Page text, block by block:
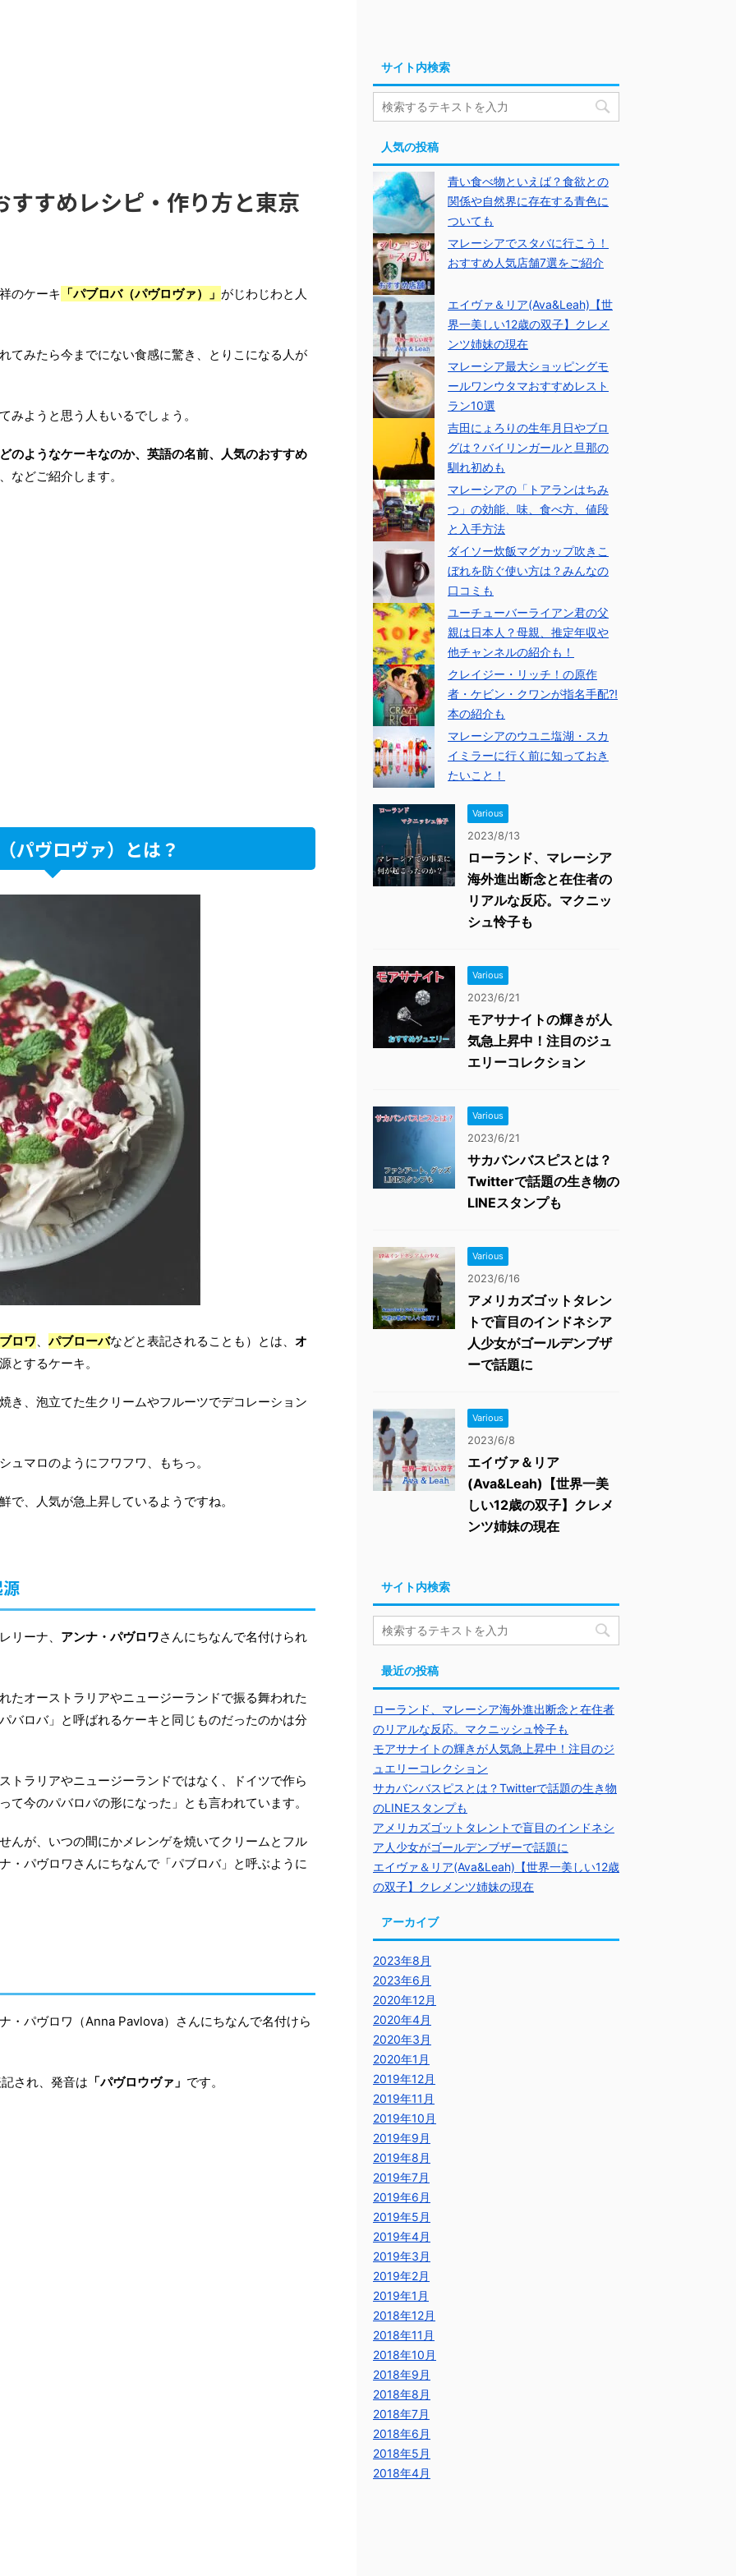
すすめレシピ・作り方と東京
のケーキ 「パブロバ（パヴロヴァ）」 がじわじわと人
てみたら今までにない食感に驚き、とりこになる人が
みようと思う人もいるでしょう。
のようなケーキなのか、英語の名前、人気のおすすめ
、などご紹介します。
パヴロヴァ）とは？
ロワ、パブローバなどと表記されることも）とは、 オ
とするケーキ。
き、泡立てた生クリームやフルーツでデコレーション
ュマロのようにフワフワ、もちっ。
、人気が急上昇しているようですね。
リーナ、 アンナ・パヴロワさんにちなんで名付けられ
たオーストラリアやニュージーランドで振る舞われた
バロバ」と呼ばれるケーキと同じものだったのかは分
トラリアやニュージーランドではなく、ドイツで作ら
て今のパバロバの形になった」とも言われています。
んが、いつの間にかメレンゲを焼いてクリームとフル
・パヴロワさんにちなんで「パブロバ」と呼ぶように
・パヴロワ（Anna Pavlova）さんにちなんで名付けら
され、発音は 「パヴロウヴァ」 です。
サイト内検索
人気の投稿
青い食べ物といえば？食欲との
関係や自然界に存在する青色に
ついても
マレーシアでスタバに行こう！
おすすめ人気店舗7選をご紹介
エイヴァ＆リア(Ava&Leah)【世
界一美しい12歳の双子】クレメ
ンツ姉妹の現在
マレーシア最大ショッピングモ
ールワンウタマおすすめレスト
ラン10選
吉田にょろりの生年月日やブロ
グは？バイリンガールと旦那の
馴れ初めも
マレーシアの「トアランはちみ
つ」の効能、味、食べ方、値段
と入手方法
ダイソー炊飯マグカップ吹きこ
ぼれを防ぐ使い方は？みんなの
口コミも
ユーチューバーライアン君の父
親は日本人？母親、推定年収や
他チャンネルの紹介も！
クレイジー・リッチ！の原作
者・ケビン・クワンが指名手配⁈
本の紹介も
マレーシアのウユニ塩湖・スカ
イミラーに行く前に知っておき
たいこと！
Various
2023/8/13
ローランド、マレーシア
海外進出断念と在住者の
リアルな反応。マクニッ
シュ怜子も
Various
2023/6/21
モアサナイトの輝きが人
気急上昇中！注目のジュ
エリーコレクション
Various
2023/6/21
サカバンバスピスとは？
Twitterで話題の生き物の
LINEスタンプも
Various
2023/6/16
アメリカズゴットタレン
トで盲目のインドネシア
人少女がゴールデンブザ
ーで話題に
Various
2023/6/8
エイヴァ＆リア
(Ava&Leah)【世界一美
しい12歳の双子】クレメ
ンツ姉妹の現在
サイト内検索
最近の投稿
ローランド、マレーシア海外進出断念と在住者
のリアルな反応。マクニッシュ怜子も
モアサナイトの輝きが人気急上昇中！注目のジ
ュエリーコレクション
サカバンバスピスとは？Twitterで話題の生き物
のLINEスタンプも
アメリカズゴットタレントで盲目のインドネシ
ア人少女がゴールデンブザーで話題に
エイヴァ＆リア(Ava&Leah)【世界一美しい12歳
の双子】クレメンツ姉妹の現在
アーカイブ
2023年8月
2023年6月
2020年12月
2020年4月
2020年3月
2020年1月
2019年12月
2019年11月
2019年10月
2019年9月
2019年8月
2019年7月
2019年6月
2019年5月
2019年4月
2019年3月
2019年2月
2019年1月
2018年12月
2018年11月
2018年10月
2018年9月
2018年8月
2018年7月
2018年6月
2018年5月
2018年4月